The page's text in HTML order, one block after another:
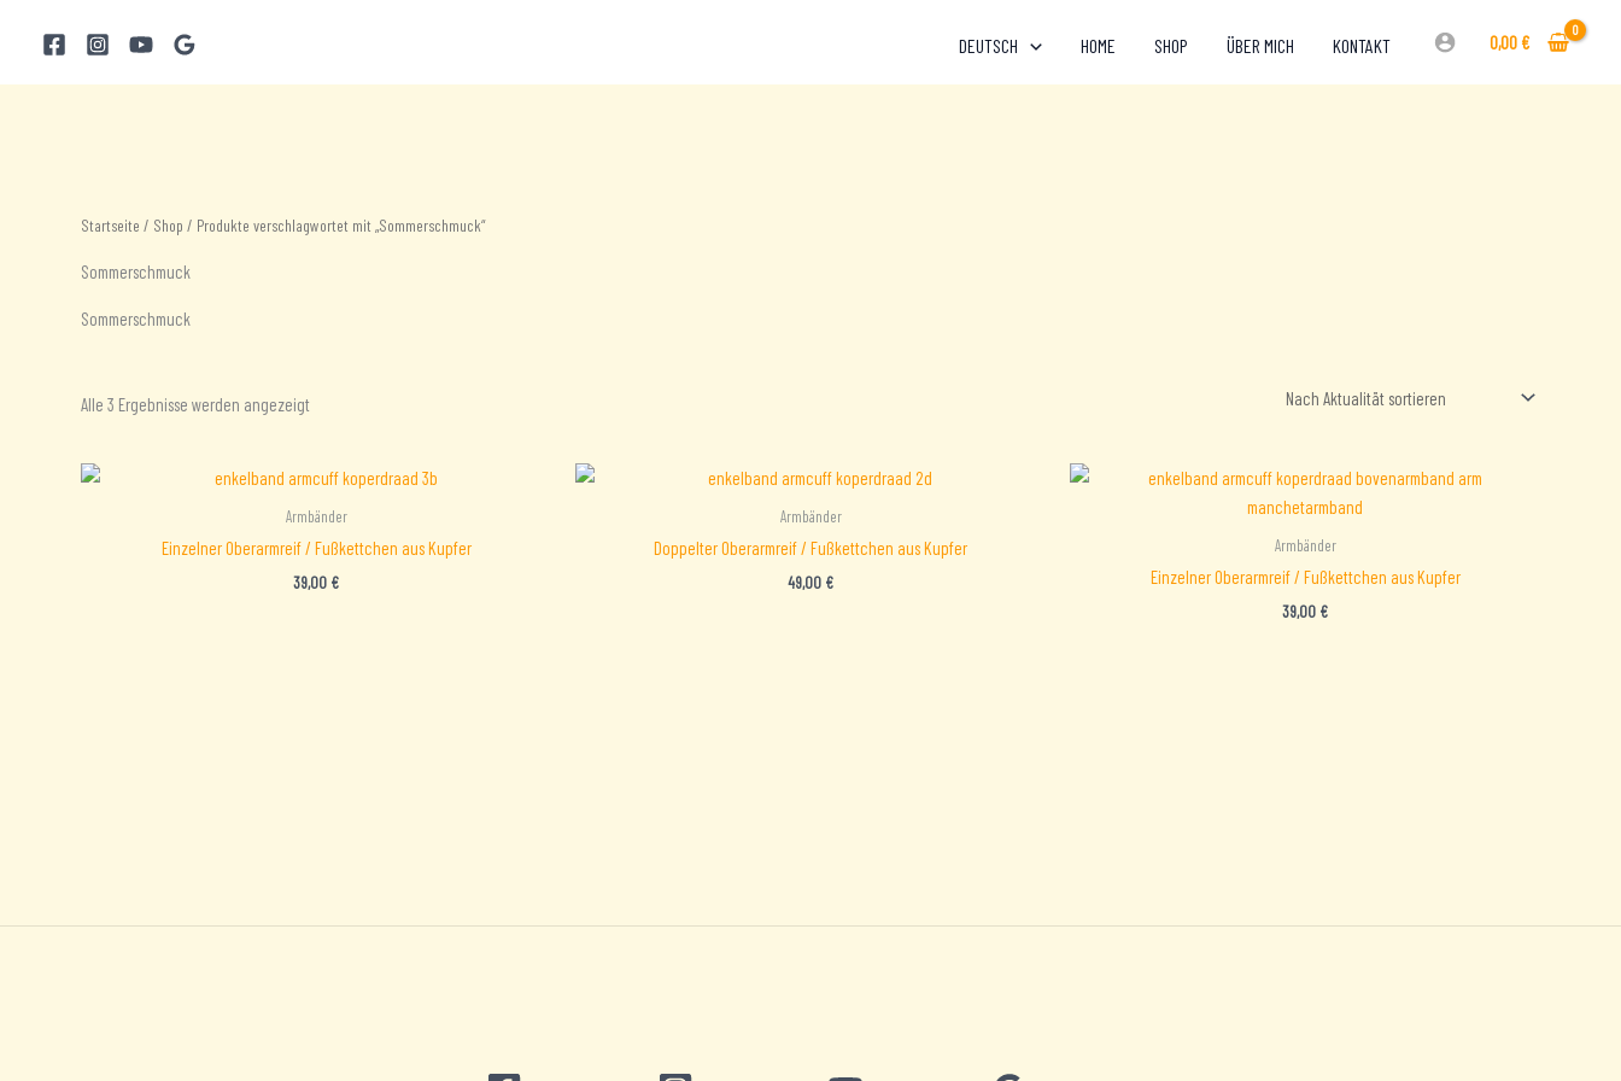
DEUTSCH HOME SHOP ÜBER MICH KONTAKT 0,00 €
Startseite / Shop / Produkte verschlagwortet mit „Sommerschmuck“
Sommerschmuck
Sommerschmuck
Alle 3 Ergebnisse werden angezeigt
Armbänder
Einzelner Oberarmreif / Fußkettchen aus Kupfer
39,00 €
Armbänder
Doppelter Oberarmreif / Fußkettchen aus Kupfer
49,00 €
Armbänder
Einzelner Oberarmreif / Fußkettchen aus Kupfer
39,00 €